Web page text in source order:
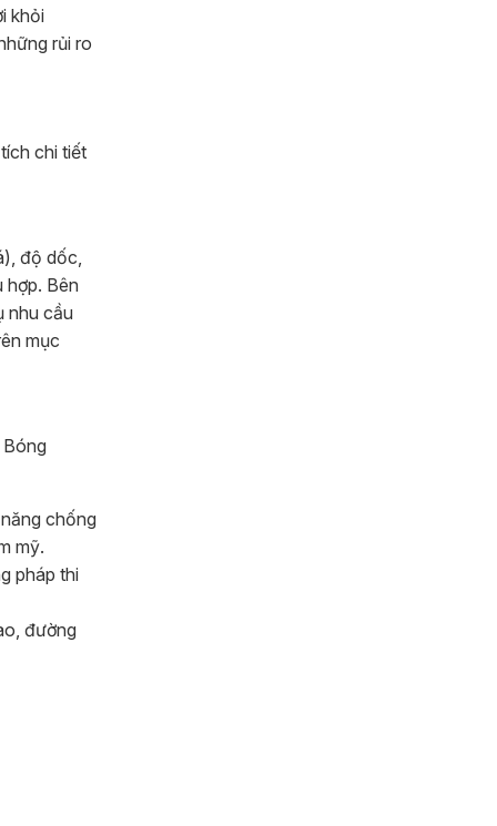
khỏi
rủi ro
chi tiết
độ dốc,
hợp. Bên
nhu cầu
mục
chống
mỹ.
pháp thi
đường